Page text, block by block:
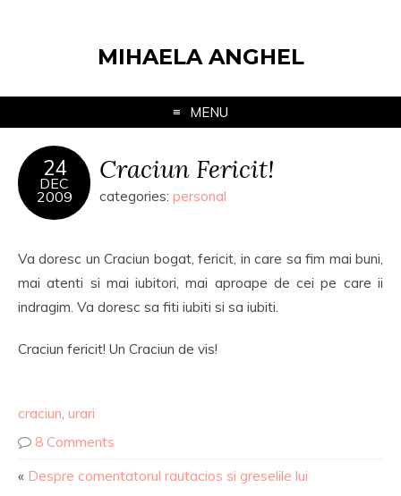
MIHAELA ANGHEL
MENU
24
DEC
2009
Craciun Fericit!
categories: personal
Va doresc un Craciun bogat, fericit, in care sa fim mai buni,
mai atenti si mai iubitori, mai aproape de cei pe care ii
indragim. Va doresc sa fiti iubiti si sa iubiti.
Craciun fericit! Un Craciun de vis!
craciun, urari
8 Comments
« Despre comentatorul rautacios si greselile lui